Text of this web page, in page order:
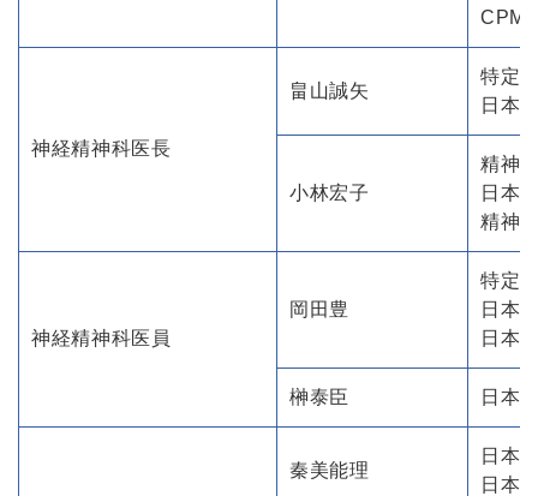
神経精神科医長
畠山誠矢
特定
日本
小林宏子
精神
日本
精神
神経精神科医員
岡田豊
特定
日本
日本
榊泰臣 日本
秦美能理
日本
日本